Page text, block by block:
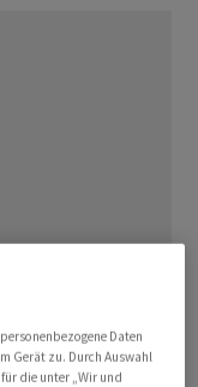
Daten
Gerät zu. Durch Auswahl
die unter „Wir und